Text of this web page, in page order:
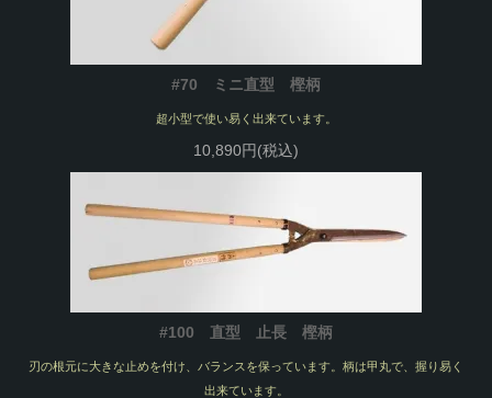
#70 ミニ直型 樫柄
超小型で使い易く出来ています。
10,890円(税込)
#100 直型 止長 樫柄
刃の根元に大きな止めを付け、バランスを保っています。柄は甲丸で、握り易く
出来ています。